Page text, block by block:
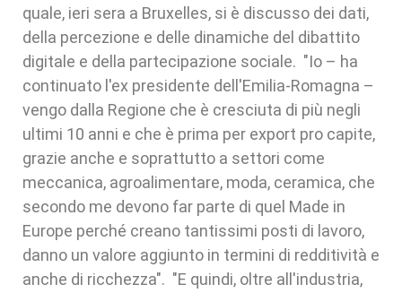
quale, ieri sera a Bruxelles, si è discusso dei dati,
della percezione e delle dinamiche del dibattito
digitale e della partecipazione sociale. "Io – ha
continuato l'ex presidente dell'Emilia-Romagna –
vengo dalla Regione che è cresciuta di più negli
ultimi 10 anni e che è prima per export pro capite,
grazie anche e soprattutto a settori come
meccanica, agroalimentare, moda, ceramica, che
secondo me devono far parte di quel Made in
Europe perché creano tantissimi posti di lavoro,
danno un valore aggiunto in termini di redditività e
anche di ricchezza". "E quindi, oltre all'industria,